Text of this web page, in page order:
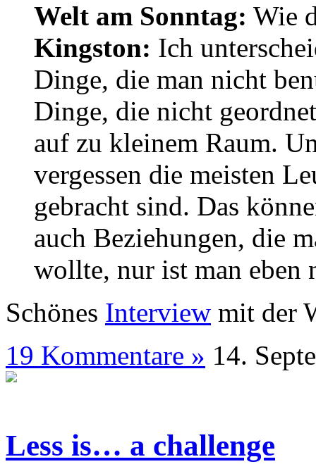
Welt am Sonntag: Wie
Kingston: Ich
Dinge, die man nicht
Dinge, die nicht
auf zu kleinem Raum.
vergessen die meisten
gebracht sind. Das
auch Beziehungen, die
wollte, nur ist man eben
Schönes Interview mit der
19 Kommentare » 14.
Less is… a challenge